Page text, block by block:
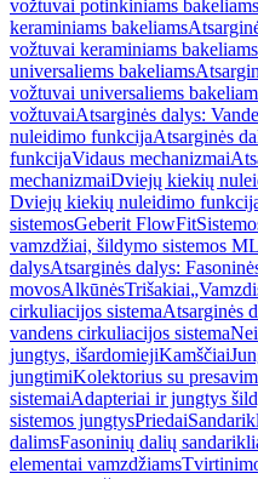
vožtuvai potinkiniams bakeliams
keraminiams bakeliams
vožtuvai keraminiams bakeliams
universaliems bakeliams
vožtuvai universaliems
vožtuvaiAtsarginės dalys:
nuleidimo funkcijaAtsarginės
funkcijaVidaus mechanizmai
mechanizmaiDviejų kiekių
Dviejų kiekių nuleidimo
sistemosGeberit FlowFit
vamzdžiai, šildymo sistemos ML
dalysAtsarginės dalys:
movosAlkūnėsTrišakiai
cirkuliacijos sistemaAtsarginės
vandens cirkuliacijos sistema
jungtys, išardomiejiKamščiai
jungtimiKolektorius su
sistemaiAdapteriai ir jungtys
sistemos jungtysPriedai
dalimsFasoninių dalių
elementai vamzdžiams